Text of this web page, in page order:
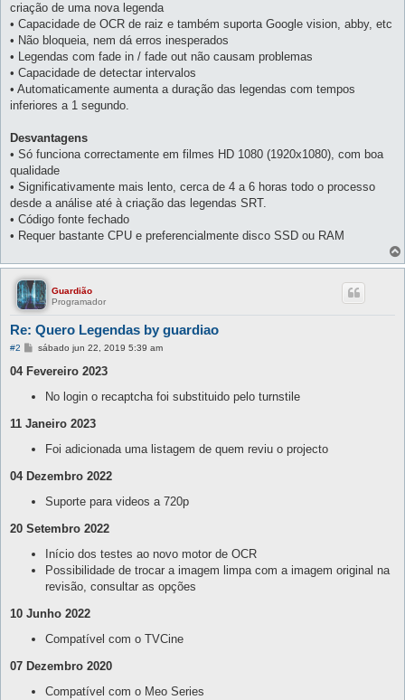
criação de uma nova legenda
• Capacidade de OCR de raiz e também suporta Google vision, abby, etc
• Não bloqueia, nem dá erros inesperados
• Legendas com fade in / fade out não causam problemas
• Capacidade de detectar intervalos
• Automaticamente aumenta a duração das legendas com tempos
inferiores a 1 segundo.
Desvantagens
• Só funciona correctamente em filmes HD 1080 (1920x1080), com boa
qualidade
• Significativamente mais lento, cerca de 4 a 6 horas todo o processo
desde a análise até à criação das legendas SRT.
• Código fonte fechado
• Requer bastante CPU e preferencialmente disco SSD ou RAM
Guardião
Programador
Re: Quero Legendas by guardiao
#2
M
n
g
m
sábado jun 22, 2019 5:39 am
04 Fevereiro 2023
No login o recaptcha foi substituido pelo turnstile
11 Janeiro 2023
Foi adicionada uma listagem de quem reviu o projecto
04 Dezembro 2022
Suporte para videos a 720p
20 Setembro 2022
Início dos testes ao novo motor de OCR
Possibilidade de trocar a imagem limpa com a imagem original na
revisão, consultar as opções
10 Junho 2022
Compatível com o TVCine
07 Dezembro 2020
Compatível com o Meo Series